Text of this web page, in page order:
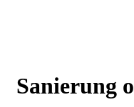
Sanierung